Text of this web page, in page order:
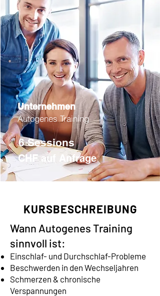
Unternehmen
Autogenes Training
6 Sessions
CHF auf Anfrage
KURSBESCHREIBUNG
Wann Autogenes Training
sinnvoll ist:
Einschlaf- und Durchschlaf-Probleme
Beschwerden in den Wechseljahren
Schmerzen & chronische
Verspannungen